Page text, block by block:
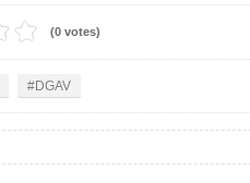
(0 votes)
DGAV